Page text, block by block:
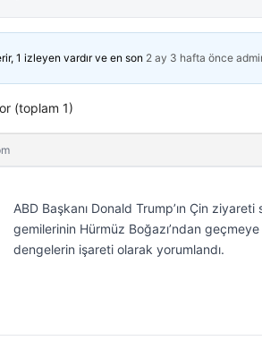
1 izleyen vardır ve en son 2 ay 3 hafta önce
(toplam 1)
ABD Başkanı Donald Trump’ın Çin
gemilerinin Hürmüz Boğazı’ndan
dengelerin işareti olarak yorumlandı.